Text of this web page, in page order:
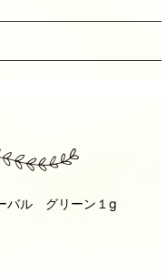
バル グリーン１g